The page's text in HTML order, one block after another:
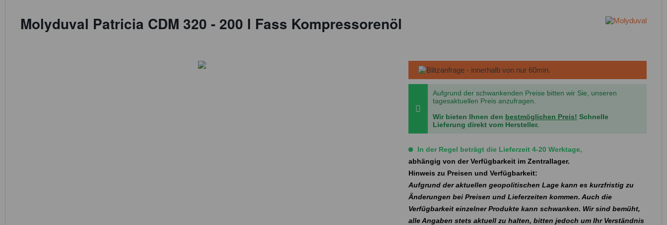
Molyduval Patricia CDM 320 - 200 l Fass Kompressorenöl
Aufgrund der schwankenden Preise bitten wir Sie, unseren
tagesaktuellen Preis anzufragen.
Wir bieten Ihnen den bestmöglichen Preis! Schnelle
Lieferung direkt vom Hersteller.
In der Regel beträgt die Lieferzeit 4-20 Werktage,
abhängig von der Verfügbarkeit im Zentrallager.
Hinweis zu Preisen und Verfügbarkeit:
Aufgrund der aktuellen geopolitischen Lage kann es kurzfristig zu
Änderungen bei Preisen und Lieferzeiten kommen. Auch die
Verfügbarkeit einzelner Produkte kann schwanken. Wir sind bemüht,
alle Angaben stets aktuell zu halten, bitten jedoch um Ihr Verständnis